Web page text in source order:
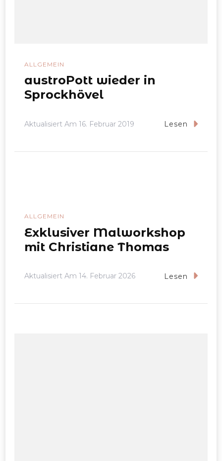
ALLGEMEIN
austroPott wieder in
Sprockhövel
Aktualisiert Am 16. Februar 2019 Lesen
ALLGEMEIN
Exklusiver Malworkshop
mit Christiane Thomas
Aktualisiert Am 14. Februar 2026 Lesen